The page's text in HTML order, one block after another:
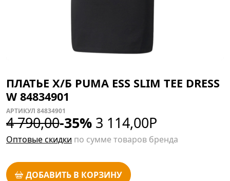
ПЛАТЬЕ Х/Б PUMA ESS SLIM TEE DRESS
W 84834901
АРТИКУЛ 84834901
4 790,00-35% 3 114,00Р
Оптовые скидки по сумме товаров бренда
ДОБАВИТЬ В КОРЗИНУ